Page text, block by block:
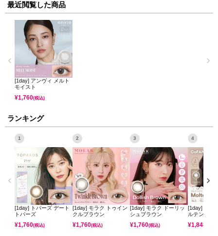
最近閲覧した商品
[1day] アンヴィ メルト
モイスト
¥1,760(税込)
ランキング
1
[1day] トパーズ デート
トパーズ
¥1,760(税込)
2
[1day] モラク トゥイン
クルブラウン
¥1,760(税込)
3
[1day] モラク ドーリッ
シュブラウン
¥1,760(税込)
4
[1day] コフ
ルテンパフ
¥1,848